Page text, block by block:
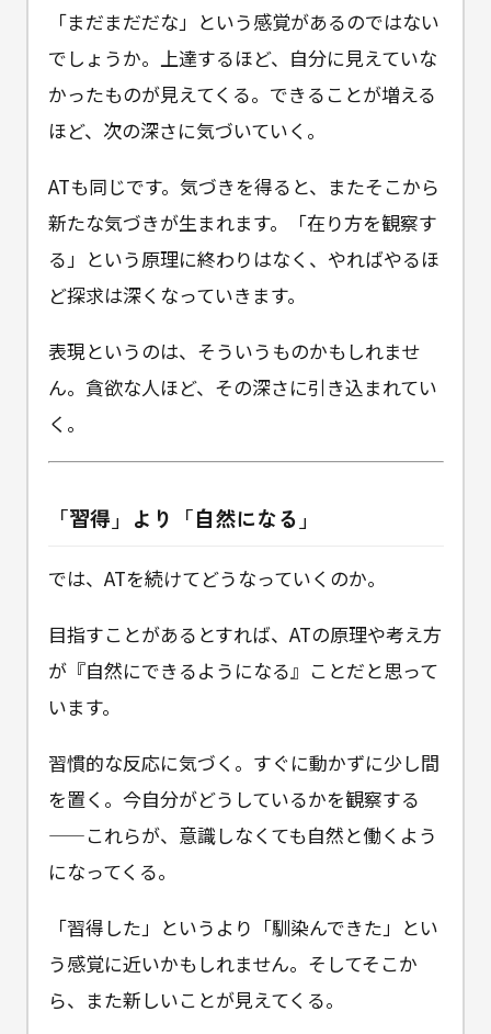
「まだまだだな」という感覚があるのではない
でしょうか。上達するほど、自分に見えていな
かったものが見えてくる。できることが増える
ほど、次の深さに気づいていく。
ATも同じです。気づきを得ると、またそこから
新たな気づきが生まれます。「在り方を観察す
る」という原理に終わりはなく、やればやるほ
ど探求は深くなっていきます。
表現というのは、そういうものかもしれませ
ん。貪欲な人ほど、その深さに引き込まれてい
く。
「習得」より「自然になる」
では、ATを続けてどうなっていくのか。
目指すことがあるとすれば、ATの原理や考え方
が『自然にできるようになる』ことだと思って
います。
習慣的な反応に気づく。すぐに動かずに少し間
を置く。今自分がどうしているかを観察する
——これらが、意識しなくても自然と働くよう
になってくる。
「習得した」というより「馴染んできた」とい
う感覚に近いかもしれません。そしてそこか
ら、また新しいことが見えてくる。